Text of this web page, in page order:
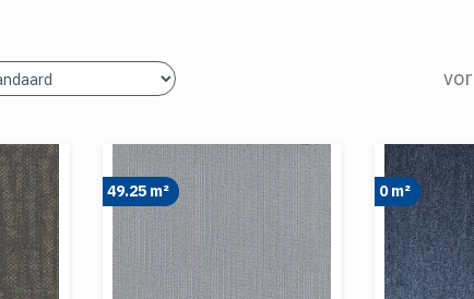
49.25 m² 0 m²